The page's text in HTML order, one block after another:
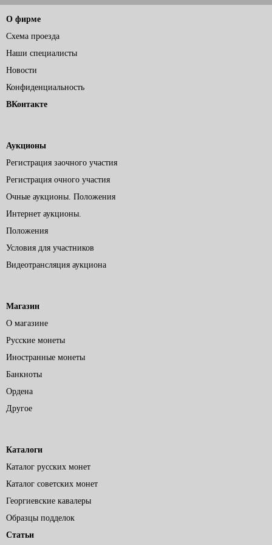
О фирме
Схема проезда
Наши специалисты
Новости
Конфиденциальность
ВКонтакте
Аукционы
Регистрация заочного участия
Регистрация очного участия
Очные аукционы. Положения
Интернет аукционы.
Положения
Условия для участников
Видеотрансляция аукциона
Магазин
О магазине
Русские монеты
Иностранные монеты
Банкноты
Ордена
Другое
Каталоги
Каталог русских монет
Каталог советских монет
Георгиевские кавалеры
Образцы подделок
Статьи